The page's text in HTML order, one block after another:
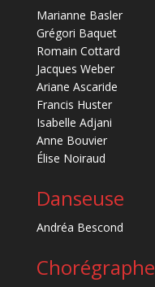
Marianne Basler
Grégori Baquet
Romain Cottard
Jacques Weber
Ariane Ascaride
Francis Huster
Isabelle Adjani
Anne Bouvier
Élise Noiraud
Danseuse
Andréa Bescond
Chorégraphe